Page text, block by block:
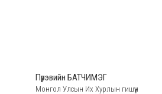
Пүрэвийн БАТЧИМЭГ
Монгол Улсын Их Хурлын гишүүн